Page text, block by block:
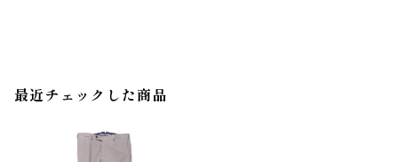
最近チェックした商品